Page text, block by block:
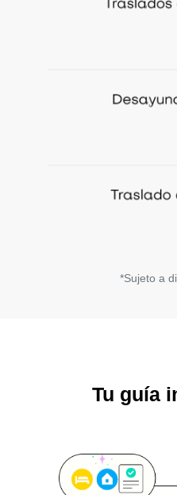
*Sujeto a
Tu guía